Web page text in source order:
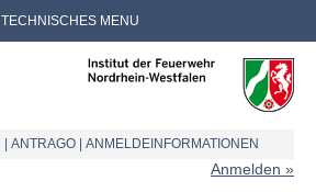
TECHNISCHES MENU
ANTRAGO ANMELDEINFORMATIONEN
Anmelden